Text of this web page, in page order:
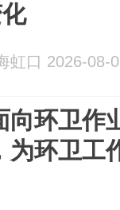
虹口 2026-08-
向环卫作
为环卫工